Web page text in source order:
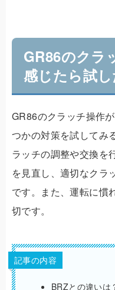
GR86のクラ
感じたら試
GR86のクラッチ操作
つかの対策を試してみ
ラッチの調整や交換を
を見直し、適切なクラ
です。
また、運転に慣
切です。
記事の内容
BRZとの違いは